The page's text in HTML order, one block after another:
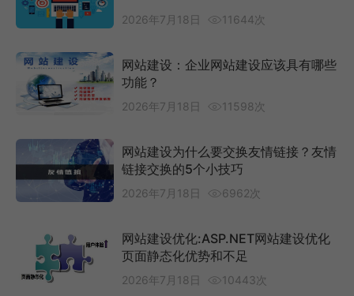
2026年7月18日 11644次
网站建设：企业网站建设应该具有哪些
功能？
2026年7月18日 11598次
网站建设为什么要交换友情链接？友情
链接交换的5个小技巧
2026年7月18日 6962次
网站建设优化:ASP.NET网站建设优化
页面静态化优势和不足
2026年7月18日 10443次